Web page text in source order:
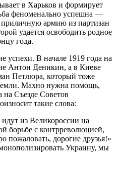
в Харьков и формирует
феноменально успешна —
приличную армию из партизан
удается освободить родное
года.
успехи. В начале 1919 года на
Антон Деникин, а в Киеве
Петлюра, который тоже
Махно нужна помощь,
на Съезде Советов
такие слова:
из Великороссии на
борьбе с контрреволюцией,
пожаловать, дорогие друзья!»
Украину, мы